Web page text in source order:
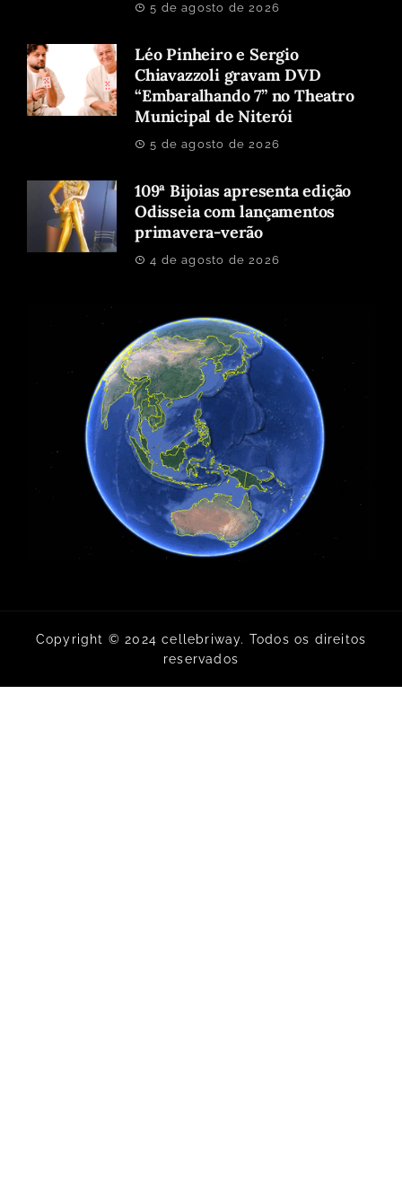
5 de agosto de 2026
Léo Pinheiro e Sergio
Chiavazzoli gravam DVD
“Embaralhando 7” no Theatro
Municipal de Niterói
5 de agosto de 2026
109ª Bijoias apresenta edição
Odisseia com lançamentos
primavera-verão
4 de agosto de 2026
Copyright © 2024 cellebriway. Todos os direitos
reservados